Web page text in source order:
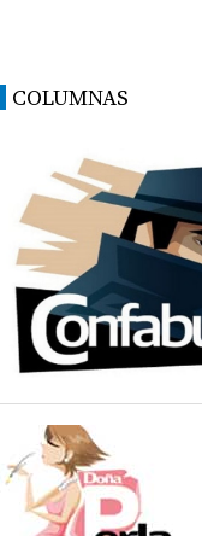
COLUMNAS